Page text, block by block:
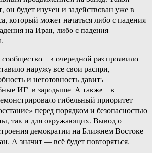
он будет изучен и задействован уже в
который может начаться либо с падения
на Иран, либо с падения
– в очередной раз проявило
наружу все свои распри,
и неготовность давить
ИГ, в зародыше. А также – в
гибельный приоритет
перед порядком и безопасностью
так и для окружающих. Вывод о
демократии на Ближнем Востоке
А значит — всё будет повторяться.